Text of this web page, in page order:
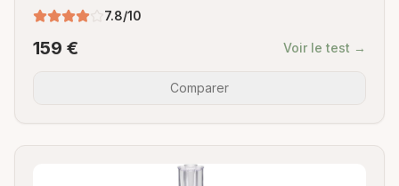
7.8/10
159 € Voir le test →
Comparer